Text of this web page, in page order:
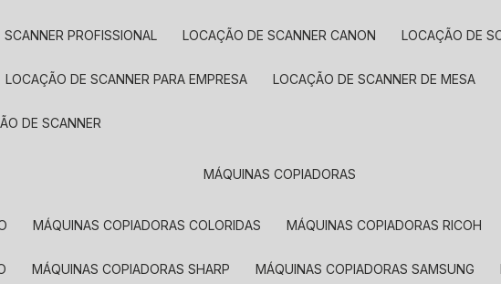
SCANNER PROFISSIONAL LOCAÇÃO DE SCANNER CANON LOCAÇÃO DE
LOCAÇÃO DE SCANNER PARA EMPRESA LOCAÇÃO DE SCANNER DE MESA
DE SCANNER
MÁQUINAS COPIADORAS
MÁQUINAS COPIADORAS COLORIDAS MÁQUINAS COPIADORAS RICOH
MÁQUINAS COPIADORAS SHARP MÁQUINAS COPIADORAS SAMSUNG